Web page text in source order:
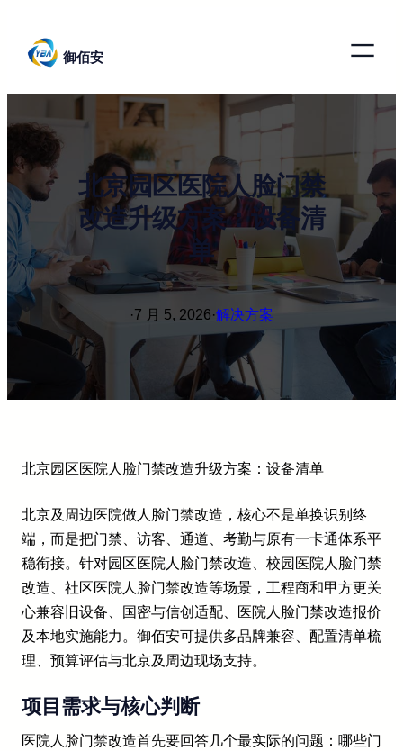
御佰安
北京园区医院人脸门禁
改造升级方案：设备清
单
·7 月 5, 2026·解决方案
北京园区医院人脸门禁改造升级方案：设备清单
北京及周边医院做人脸门禁改造，核心不是单换识别终
端，而是把门禁、访客、通道、考勤与原有一卡通体系平
稳衔接。针对园区医院人脸门禁改造、校园医院人脸门禁
改造、社区医院人脸门禁改造等场景，工程商和甲方更关
心兼容旧设备、国密与信创适配、医院人脸门禁改造报价
及本地实施能力。御佰安可提供多品牌兼容、配置清单梳
理、预算评估与北京及周边现场支持。
项目需求与核心判断
医院人脸门禁改造首先要回答几个最实际的问题：哪些门